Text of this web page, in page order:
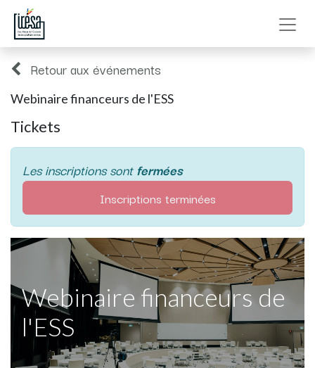
Retour aux événements
Webinaire financeurs de l'ESS
Tickets
Les inscriptions sontfermées
Inscriptions terminées
Webinaire financeurs de
l'ESS